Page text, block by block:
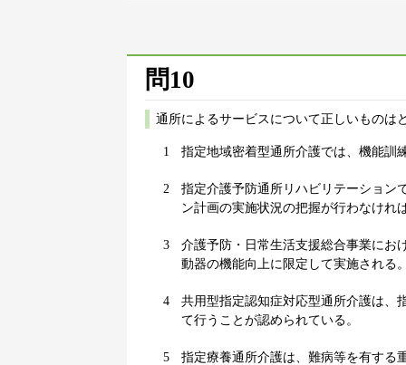
問10
通所によるサービスについて正しいものは
1 指定地域密着型通所介護では、機能訓
2
指定介護予防通所リハビリテーション
ン計画の実施状況の把握が行わなけれ
3
介護予防・日常生活支援総合事業にお
動器の機能向上に限定して実施される
4
共用型指定認知症対応型通所介護は、
て行うことが認められている。
5
指定療養通所介護は、難病等を有する